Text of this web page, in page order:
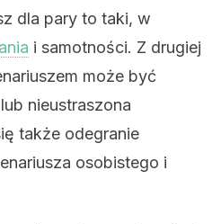
dla pary to taki, w
i samotności. Z drugiej
może być
nieustraszona
także odegranie
osobistego i